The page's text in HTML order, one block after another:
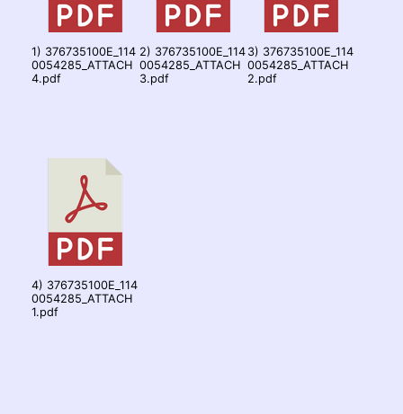
1) 376735100E_114
0054285_ATTACH
4.pdf
2) 376735100E_114
0054285_ATTACH
3.pdf
3) 376735100E_114
0054285_ATTACH
2.pdf
4) 376735100E_114
0054285_ATTACH
1.pdf